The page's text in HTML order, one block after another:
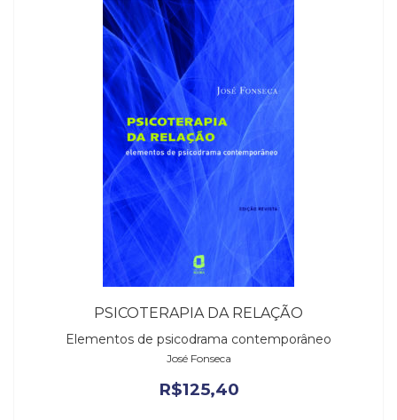
PSICOTERAPIA DA RELAÇÃO
Elementos de psicodrama contemporâneo
José Fonseca
R$125,40